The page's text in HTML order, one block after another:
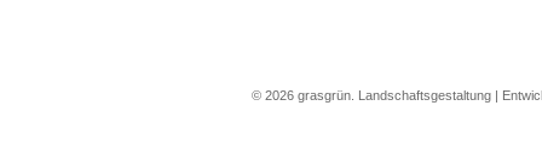
© 2026grasgrün. Landschaftsgestaltung |